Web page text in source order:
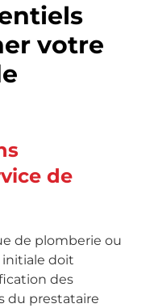
votre
de
de plomberie ou
initiale doit
des
du prestataire